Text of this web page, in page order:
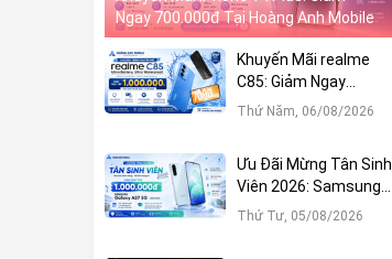
Ngay 700.000đ Tại Hoàng Anh Mobile
Khuyến Mãi realme
C85: Giảm Ngay
1.000.000đ Tại Hoàng
Thứ Năm, 06/08/2026
Ưu Đãi Mừng Tân Sinh
Viên 2026: Samsung
Galaxy A57 5G Giảm
Thứ Tư, 05/08/2026